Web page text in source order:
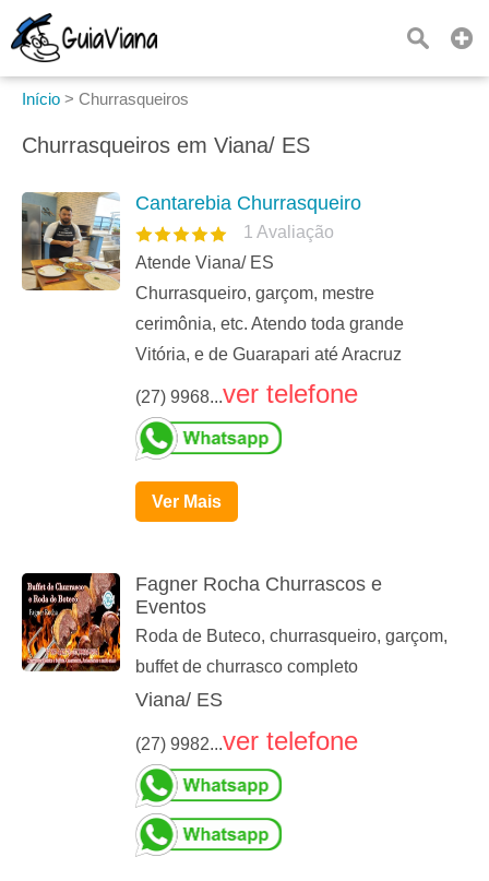
Início > Churrasqueiros
Churrasqueiros em Viana/ ES
Cantarebia Churrasqueiro
1 Avaliação
Atende Viana/ ES
Churrasqueiro, garçom, mestre
cerimônia, etc. Atendo toda grande
Vitória, e de Guarapari até Aracruz
(27) 9968...ver telefone
Ver Mais
Fagner Rocha Churrascos e
Eventos
Roda de Buteco, churrasqueiro, garçom,
buffet de churrasco completo
Viana/ ES
(27) 9982...ver telefone